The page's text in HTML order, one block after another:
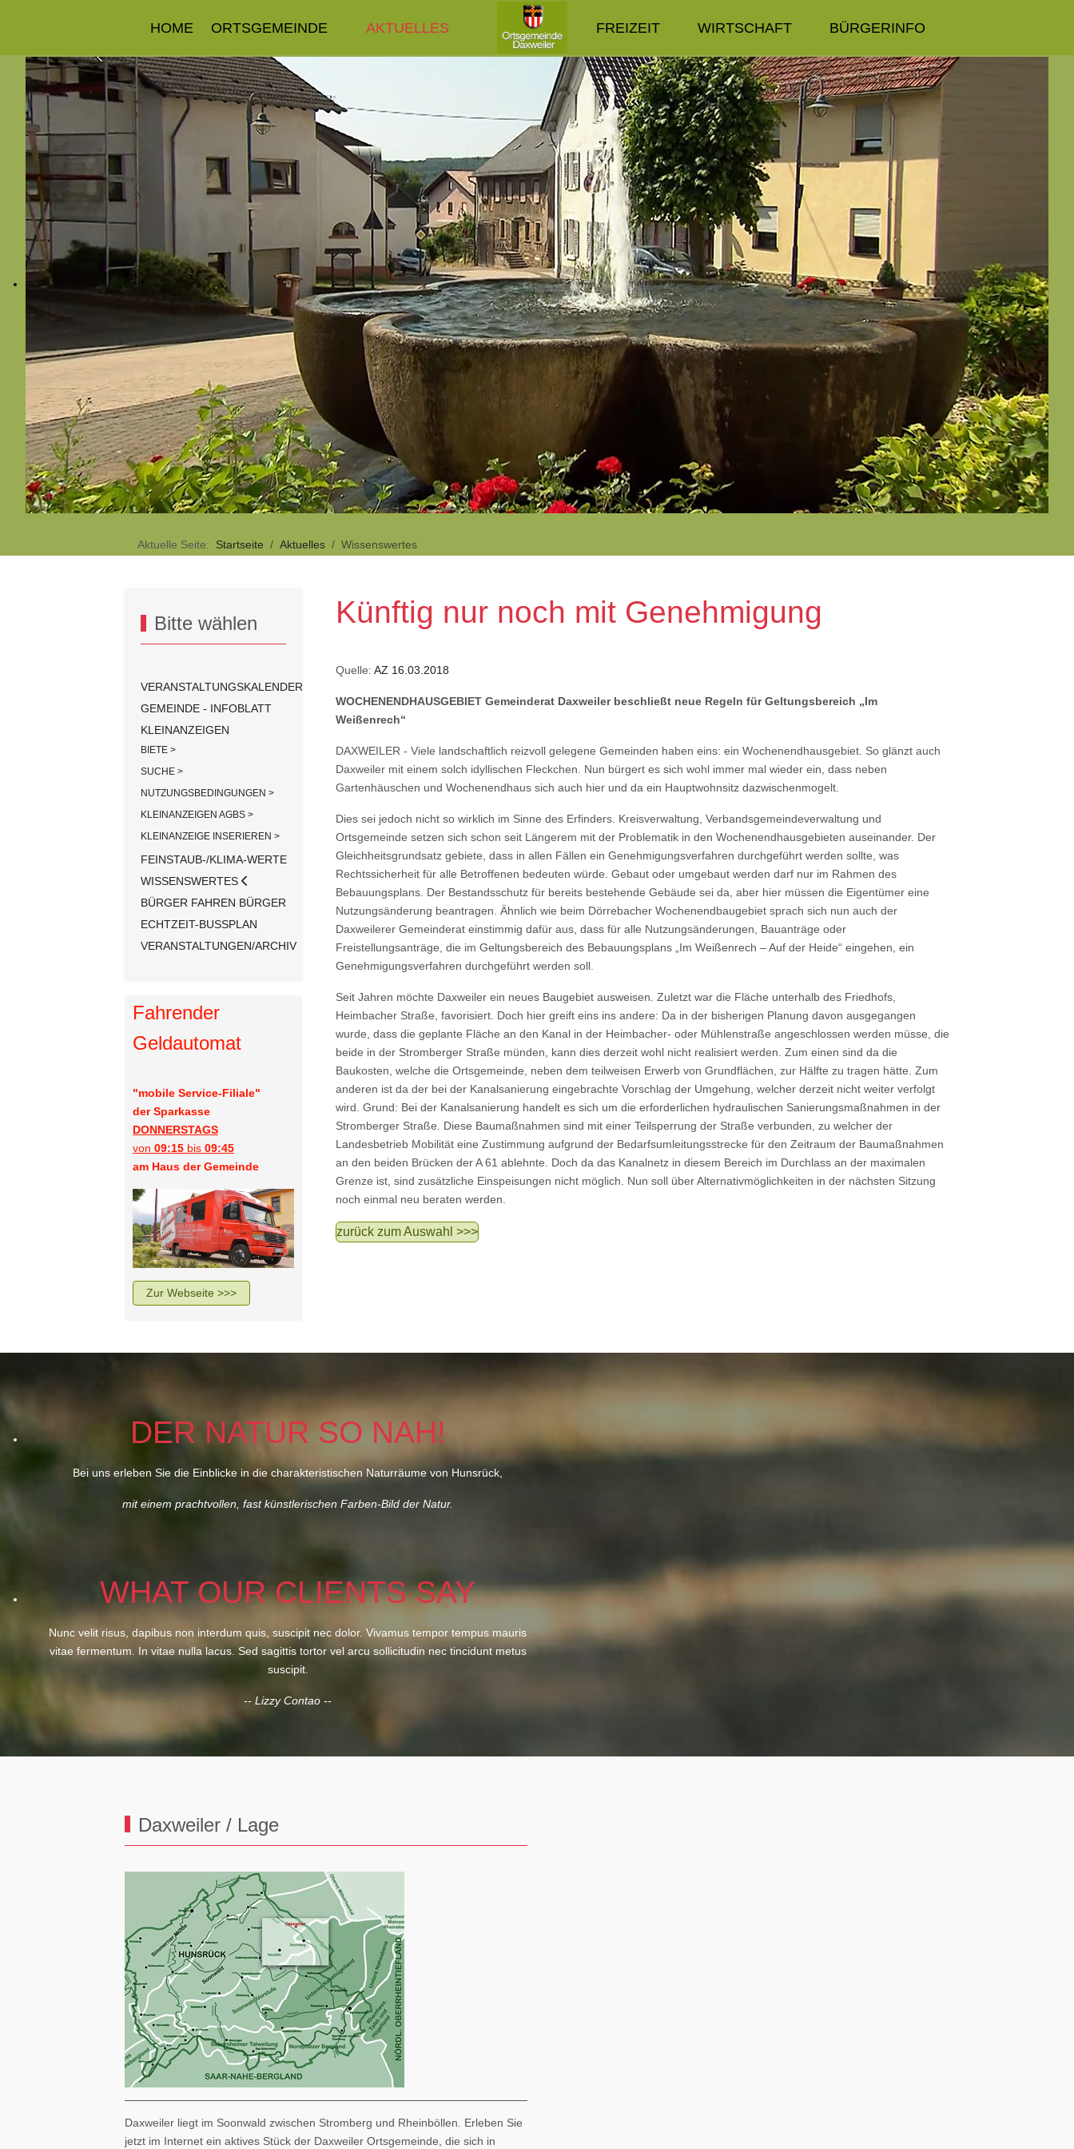
HOME ORTSGEMEINDE AKTUELLES FREIZEIT WIRTSCHAFT BÜRGERINFO
Aktuelle Seite: Startseite Aktuelles Wissenswertes
Bitte wählen
VERANSTALTUNGSKALENDER
GEMEINDE - INFOBLATT
KLEINANZEIGEN
BIETE >
SUCHE >
NUTZUNGSBEDINGUNGEN >
KLEINANZEIGEN AGBS >
KLEINANZEIGE INSERIEREN >
FEINSTAUB-/KLIMA-WERTE
WISSENSWERTES
BÜRGER FAHREN BÜRGER
ECHTZEIT-BUSSPLAN
VERANSTALTUNGEN/ARCHIV
Fahrender
Geldautomat
"mobile Service-Filiale"
der Sparkasse
DONNERSTAGS
von 09:15 bis 09:45
am Haus der Gemeinde
Zur Webseite >>>
Künftig nur noch mit Genehmigung
Quelle: AZ 16.03.2018
WOCHENENDHAUSGEBIET Gemeinderat Daxweiler beschließt neue Regeln für Geltungsbereich „Im
Weißenrech“
DAXWEILER - Viele landschaftlich reizvoll gelegene Gemeinden haben eins: ein Wochenendhausgebiet. So glänzt auch
Daxweiler mit einem solch idyllischen Fleckchen. Nun bürgert es sich wohl immer mal wieder ein, dass neben
Gartenhäuschen und Wochenendhaus sich auch hier und da ein Hauptwohnsitz dazwischenmogelt.
Dies sei jedoch nicht so wirklich im Sinne des Erfinders. Kreisverwaltung, Verbandsgemeindeverwaltung und
Ortsgemeinde setzen sich schon seit Längerem mit der Problematik in den Wochenendhausgebieten auseinander. Der
Gleichheitsgrundsatz gebiete, dass in allen Fällen ein Genehmigungsverfahren durchgeführt werden sollte, was
Rechtssicherheit für alle Betroffenen bedeuten würde. Gebaut oder umgebaut werden darf nur im Rahmen des
Bebauungsplans. Der Bestandsschutz für bereits bestehende Gebäude sei da, aber hier müssen die Eigentümer eine
Nutzungsänderung beantragen. Ähnlich wie beim Dörrebacher Wochenendbaugebiet sprach sich nun auch der
Daxweilerer Gemeinderat einstimmig dafür aus, dass für alle Nutzungsänderungen, Bauanträge oder
Freistellungsanträge, die im Geltungsbereich des Bebauungsplans „Im Weißenrech – Auf der Heide“ eingehen, ein
Genehmigungsverfahren durchgeführt werden soll.
Seit Jahren möchte Daxweiler ein neues Baugebiet ausweisen. Zuletzt war die Fläche unterhalb des Friedhofs,
Heimbacher Straße, favorisiert. Doch hier greift eins ins andere: Da in der bisherigen Planung davon ausgegangen
wurde, dass die geplante Fläche an den Kanal in der Heimbacher- oder Mühlenstraße angeschlossen werden müsse, die
beide in der Stromberger Straße münden, kann dies derzeit wohl nicht realisiert werden. Zum einen sind da die
Baukosten, welche die Ortsgemeinde, neben dem teilweisen Erwerb von Grundflächen, zur Hälfte zu tragen hätte. Zum
anderen ist da der bei der Kanalsanierung eingebrachte Vorschlag der Umgehung, welcher derzeit nicht weiter verfolgt
wird. Grund: Bei der Kanalsanierung handelt es sich um die erforderlichen hydraulischen Sanierungsmaßnahmen in der
Stromberger Straße. Diese Baumaßnahmen sind mit einer Teilsperrung der Straße verbunden, zu welcher der
Landesbetrieb Mobilität eine Zustimmung aufgrund der Bedarfsumleitungsstrecke für den Zeitraum der Baumaßnahmen
an den beiden Brücken der A 61 ablehnte. Doch da das Kanalnetz in diesem Bereich im Durchlass an der maximalen
Grenze ist, sind zusätzliche Einspeisungen nicht möglich. Nun soll über Alternativmöglichkeiten in der nächsten Sitzung
noch einmal neu beraten werden.
zurück zum Auswahl >>>
DER NATUR SO NAH!
Bei uns erleben Sie die Einblicke in die charakteristischen Naturräume von Hunsrück,
mit einem prachtvollen, fast künstlerischen Farben-Bild der Natur.
WHAT OUR CLIENTS SAY
Nunc velit risus, dapibus non interdum quis, suscipit nec dolor. Vivamus tempor tempus mauris
vitae fermentum. In vitae nulla lacus. Sed sagittis tortor vel arcu sollicitudin nec tincidunt metus
suscipit.
-- Lizzy Contao --
Daxweiler / Lage
Daxweiler liegt im Soonwald zwischen Stromberg und Rheinböllen. Erleben Sie
jetzt im Internet ein aktives Stück der Daxweiler Ortsgemeinde, die sich in